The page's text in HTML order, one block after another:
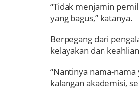
“Tidak menjamin
yang bagus,” katanya.
Berpegang dari
kelayakan dan
“Nantinya nama-
kalangan akademisi,